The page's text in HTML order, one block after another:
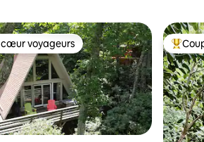
cœur voyageurs
voyageurs